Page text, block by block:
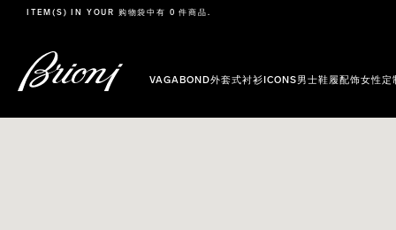
go to main content
ITEM(S) IN YOUR 购物袋中有 0 件商品.
VAGABOND外套式衬衫ICONS男士鞋履配饰女性定